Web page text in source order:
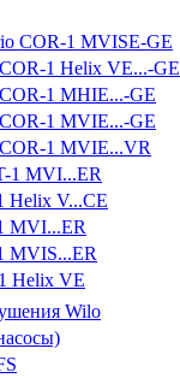
COR-1 MVISE-GE
1 Helix VE...-GE
1 MHIE...-GE
1 MVIE...-GE
1 MVIE...VR
1 MVI...ER
Helix V...CE
MVI...ER
MVIS...ER
Helix VE
Wilo